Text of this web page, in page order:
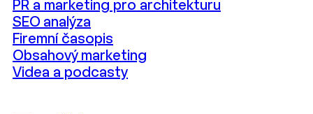
PR a marketing pro architekturu
SEO analýza
Firemní časopis
Obsahový marketing
Videa a podcasty